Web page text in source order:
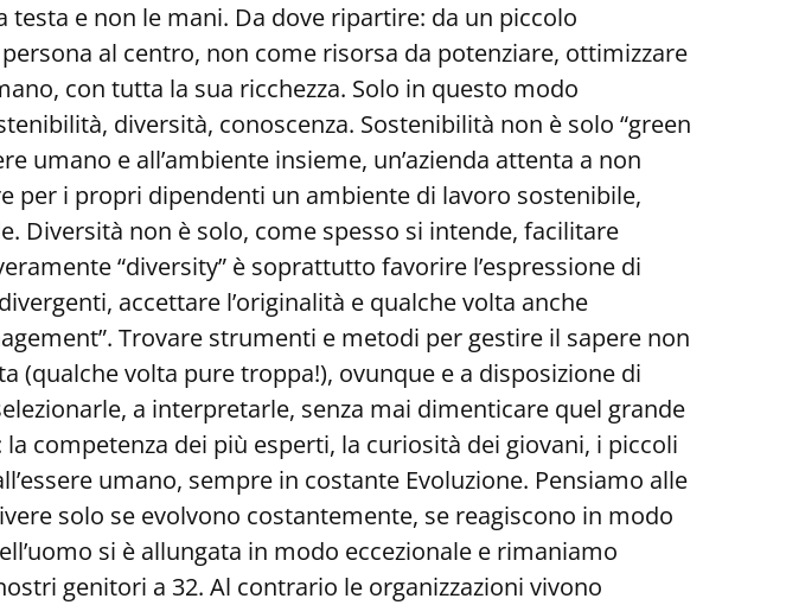
e non le mani. Da dove ripartire: da un piccolo
al centro, non come risorsa da potenziare, ottimizzare
con tutta la sua ricchezza. Solo in questo modo
diversità, conoscenza. Sostenibilità non è solo “green
umano e all’ambiente insieme, un’azienda attenta a non
per i propri dipendenti un ambiente di lavoro sostenibile,
Diversità non è solo, come spesso si intende, facilitare
“diversity” è soprattutto favorire l’espressione di
accettare l’originalità e qualche volta anche
Trovare strumenti e metodi per gestire il sapere non
(qualche volta pure troppa!), ovunque e a disposizione di
a interpretarle, senza mai dimenticare quel grande
competenza dei più esperti, la curiosità dei giovani, i piccoli
umano, sempre in costante Evoluzione. Pensiamo alle
solo se evolvono costantemente, se reagiscono in modo
si è allungata in modo eccezionale e rimaniamo
genitori a 32. Al contrario le organizzazioni vivono